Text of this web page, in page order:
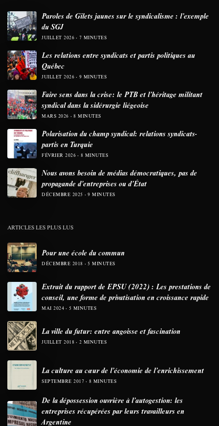
Paroles de Gilets jaunes sur le syndicalisme : l’exemple
du SGJ
JUILLET 2026 7 MINUTES
Les relations entre syndicats et partis politiques au
Québec
JUILLET 2026 9 MINUTES
Faire sens dans la crise: le PTB et l’héritage militant
syndical dans la sidérurgie liégeoise
MARS 2026 8 MINUTES
Polarisation du champ syndical: relations syndicats-
partis en Turquie
FÉVRIER 2026 8 MINUTES
Nous avons besoin de médias démocratiques, pas de
propagande d’entreprises ou d’État
DÉCEMBRE 2025 9 MINUTES
ARTICLES LES PLUS LUS
Pour une école du commun
DÉCEMBRE 2018 5 MINUTES
Extrait du rapport de EPSU (2022) : Les prestations de
conseil, une forme de privatisation en croissance rapide
MAI 2024 5 MINUTES
La ville du futur: entre angoisse et fascination
JUILLET 2018 2 MINUTES
La culture au cœur de l’économie de l’enrichissement
SEPTEMBRE 2017 8 MINUTES
De la dépossession ouvrière à l’autogestion: les
entreprises récupérées par leurs travailleurs en
Argentine